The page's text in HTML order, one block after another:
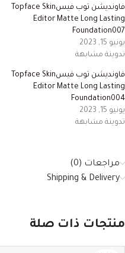
فاونديشن توب فيسTopface Skin
Editor Matte Long Lasting
Foundation007
يونيو 15, 2023
تدوينة مشابهة
فاونديشن توب فيسTopface Skin
Editor Matte Long Lasting
Foundation004
يونيو 15, 2023
تدوينة مشابهة
مراجعات (0)
Shipping & Delivery
منتجات ذات صلة